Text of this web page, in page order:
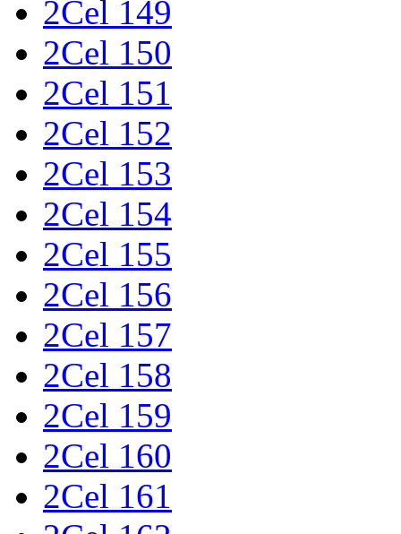
2Cel 149
2Cel 150
2Cel 151
2Cel 152
2Cel 153
2Cel 154
2Cel 155
2Cel 156
2Cel 157
2Cel 158
2Cel 159
2Cel 160
2Cel 161